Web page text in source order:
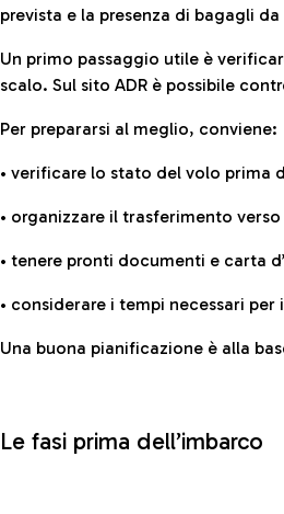
prevista e la presenza di bagagli
Un primo passaggio utile è
scalo. Sul sito ADR è possibile
Per prepararsi al meglio, conviene:
• verificare lo stato del volo prima
• organizzare il trasferimento
• tenere pronti documenti e carta
• considerare i tempi necessari per
Una buona pianificazione è alla
Le fasi prima dell’imbarco